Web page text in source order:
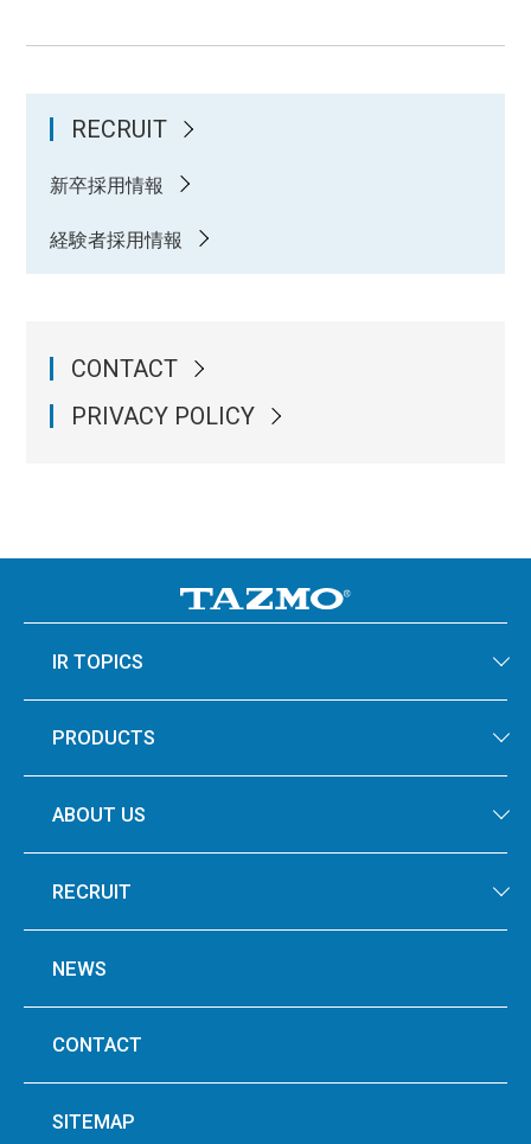
RECRUIT
新卒採用情報
経験者採用情報
CONTACT
PRIVACY POLICY
IR TOPICS
PRODUCTS
ABOUT US
RECRUIT
NEWS
CONTACT
SITEMAP